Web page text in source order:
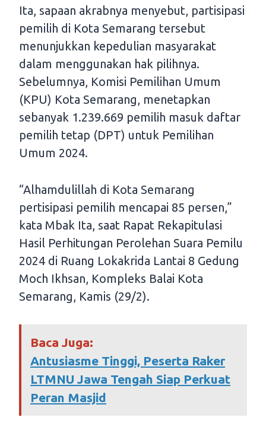
Ita, sapaan akrabnya menyebut, partisipasi
pemilih di Kota Semarang tersebut
menunjukkan kepedulian masyarakat
dalam menggunakan hak pilihnya.
Sebelumnya, Komisi Pemilihan Umum
(KPU) Kota Semarang, menetapkan
sebanyak 1.239.669 pemilih masuk daftar
pemilih tetap (DPT) untuk Pemilihan
Umum 2024.
“Alhamdulillah di Kota Semarang
pertisipasi pemilih mencapai 85 persen,”
kata Mbak Ita, saat Rapat Rekapitulasi
Hasil Perhitungan Perolehan Suara Pemilu
2024 di Ruang Lokakrida Lantai 8 Gedung
Moch Ikhsan, Kompleks Balai Kota
Semarang, Kamis (29/2).
Baca Juga:
Antusiasme Tinggi, Peserta Raker
LTMNU Jawa Tengah Siap Perkuat
Peran Masjid